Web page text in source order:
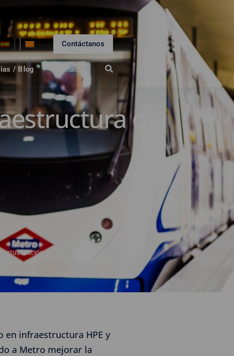
Contáctanos
/ Blog Contacto
de
virtualización
en infraestructura HPE y
a Metro mejorar la